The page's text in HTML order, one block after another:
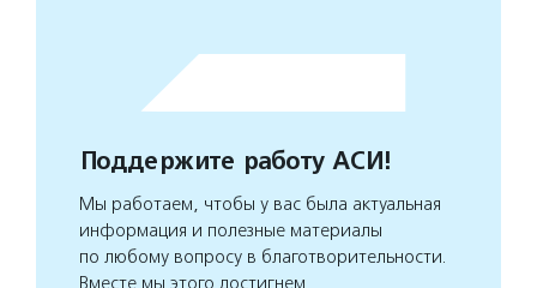
Поддержите работу АСИ!
Мы работаем, чтобы у вас была актуальная
информация и полезные материалы
по любому вопросу в благотворительности.
Вместе мы этого достигнем